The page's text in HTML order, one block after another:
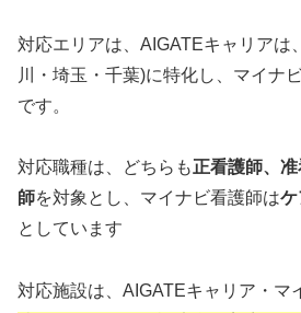
対応エリアは、AIGATEキャリアは、
川・埼玉・千葉)に特化し、マイナ
です。
対応職種は、どちらも正看護師、
師を対象とし、マイナビ看護師はケ
としています
対応施設は、AIGATEキャリア・マ